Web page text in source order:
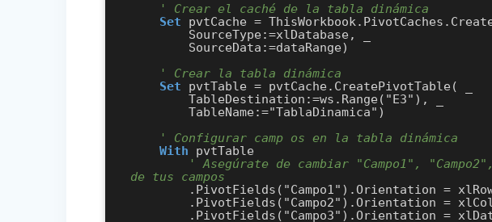
' Crear el caché de la tabla dinámica
Set pvtCache =
' Crear la tabla dinámica
Set pvtTable = pvtCache.CreatePivotTable( _
        TableDestination:=ws.Range("E3"), _
        TableName:="TablaDinamica")
' Configurar camp os en la tabla dinámica
With pvtTable
' Asegúrate de cambiar "Campo1",
de tus campos